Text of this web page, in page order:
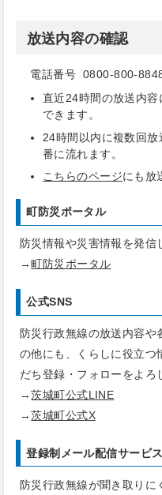
放送内容の確認
電話番号 0800-800-8848
直近24時間の放送内
できます。
24時間以内に複数回
番に流れます。
こちらのページにも放
町防災ポータル
防災情報や災害情報を発信
→町防災ポータル
公式SNS
防災行政無線の放送内容や
の他にも、くらしに役立つ
だち登録・フォローをよろ
→茨城町公式LINE
→茨城町公式X
登録制メール配信サービス
防災行政無線が聞き取りに